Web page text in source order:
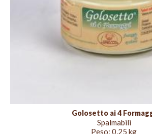
Golosetto ai 4
Spalmabili
Peso: 0,25 kg